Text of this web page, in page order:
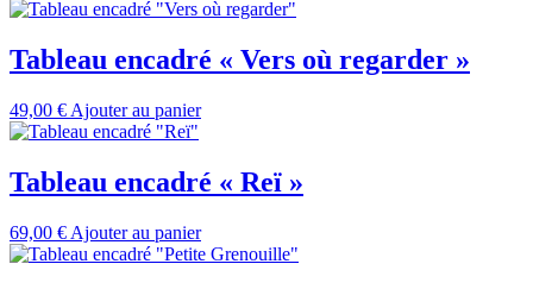
Tableau encadré « Vers où regarder »
49,00 € Ajouter au panier
Tableau encadré « Reï »
69,00 € Ajouter au panier